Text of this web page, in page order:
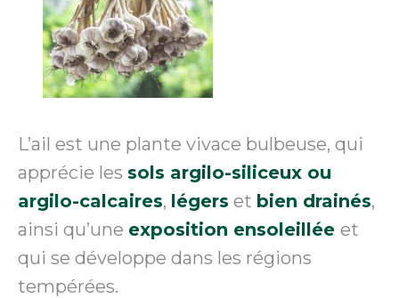
L’ail est une plante vivace bulbeuse, qui
apprécie les sols argilo-siliceux ou
argilo-calcaires, légers et bien drainés,
ainsi qu’une exposition ensoleillée et
qui se développe dans les régions
tempérées.